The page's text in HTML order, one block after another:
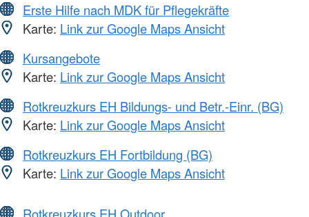
Erste Hilfe nach MDK für Pflegekräfte
Karte: Link zur Google Maps Ansicht
Kursangebote
Karte: Link zur Google Maps Ansicht
Rotkreuzkurs EH Bildungs- und Betr.-Einr. (BG)
Karte: Link zur Google Maps Ansicht
Rotkreuzkurs EH Fortbildung (BG)
Karte: Link zur Google Maps Ansicht